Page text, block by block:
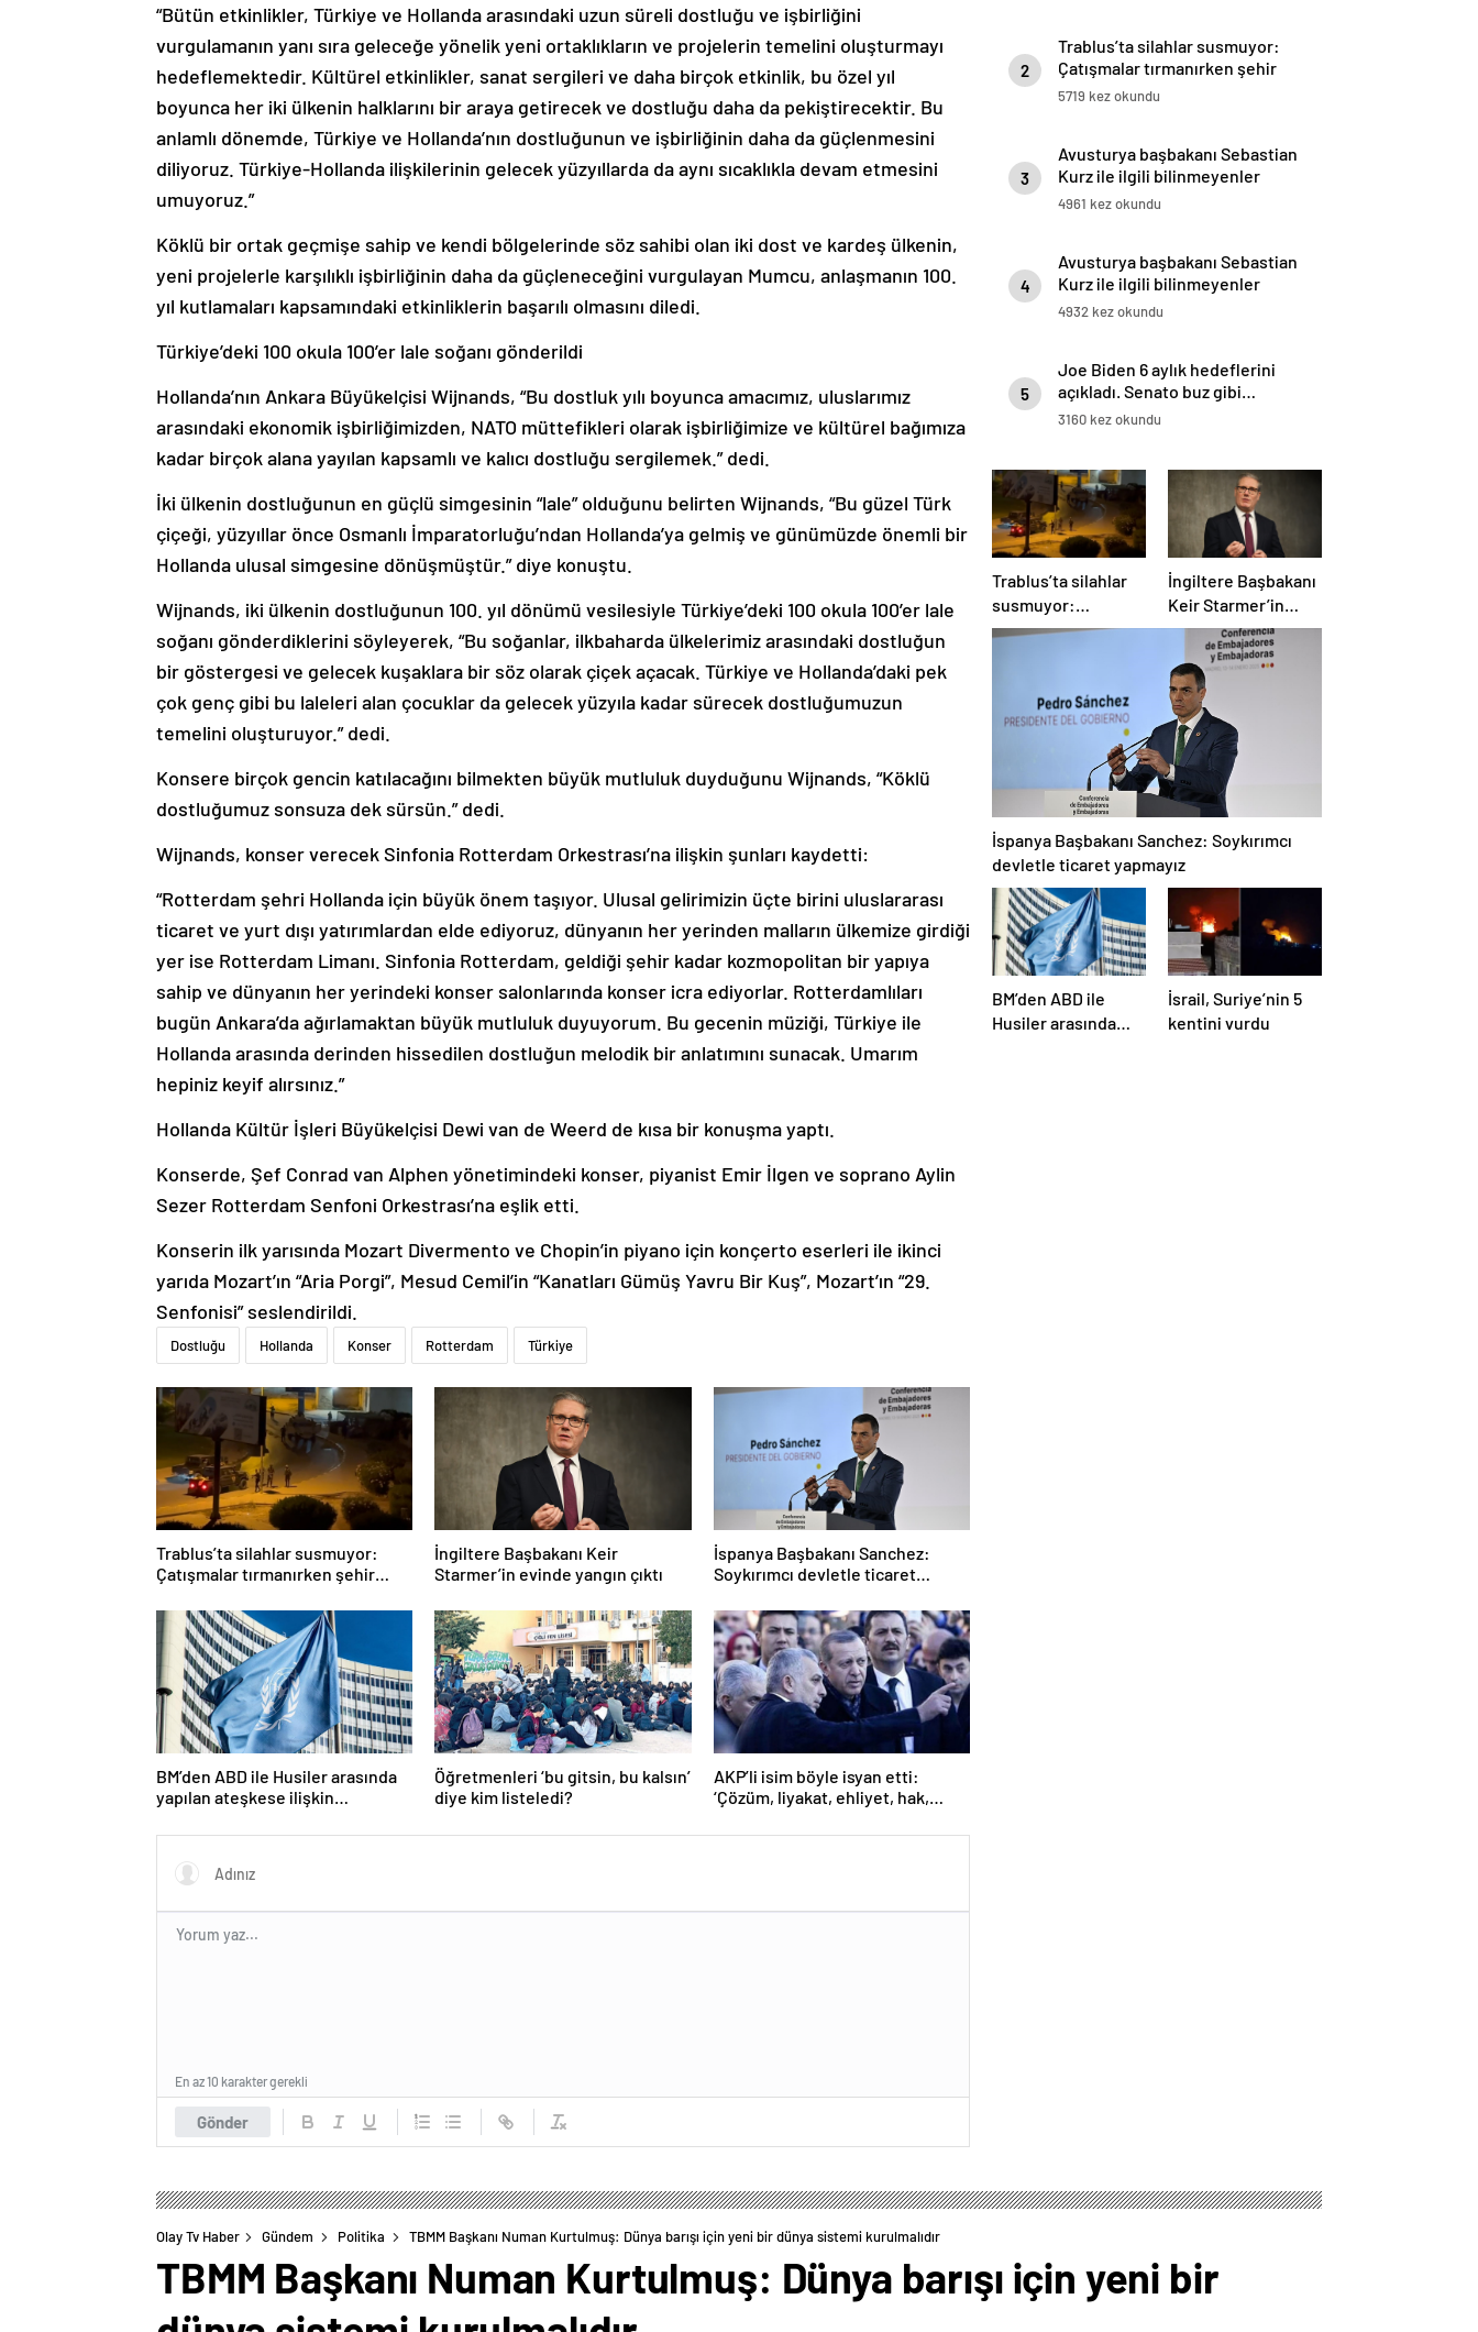
“Bütün etkinlikler, Türkiye ve Hollanda arasındaki uzun süreli dostluğu ve işbirliğini
vurgulamanın yanı sıra geleceğe yönelik yeni ortaklıkların ve projelerin temelini oluşturmayı
hedeflemektedir. Kültürel etkinlikler, sanat sergileri ve daha birçok etkinlik, bu özel yıl
boyunca her iki ülkenin halklarını bir araya getirecek ve dostluğu daha da pekiştirecektir. Bu
anlamlı dönemde, Türkiye ve Hollanda’nın dostluğunun ve işbirliğinin daha da güçlenmesini
diliyoruz. Türkiye-Hollanda ilişkilerinin gelecek yüzyıllarda da aynı sıcaklıkla devam etmesini
umuyoruz.”
Köklü bir ortak geçmişe sahip ve kendi bölgelerinde söz sahibi olan iki dost ve kardeş ülkenin,
yeni projelerle karşılıklı işbirliğinin daha da güçleneceğini vurgulayan Mumcu, anlaşmanın 100.
yıl kutlamaları kapsamındaki etkinliklerin başarılı olmasını diledi.
Türkiye’deki 100 okula 100’er lale soğanı gönderildi
Hollanda’nın Ankara Büyükelçisi Wijnands, “Bu dostluk yılı boyunca amacımız, uluslarımız
arasındaki ekonomik işbirliğimizden, NATO müttefikleri olarak işbirliğimize ve kültürel bağımıza
kadar birçok alana yayılan kapsamlı ve kalıcı dostluğu sergilemek.” dedi.
İki ülkenin dostluğunun en güçlü simgesinin “lale” olduğunu belirten Wijnands, “Bu güzel Türk
çiçeği, yüzyıllar önce Osmanlı İmparatorluğu’ndan Hollanda’ya gelmiş ve günümüzde önemli bir
Hollanda ulusal simgesine dönüşmüştür.” diye konuştu.
Wijnands, iki ülkenin dostluğunun 100. yıl dönümü vesilesiyle Türkiye’deki 100 okula 100’er lale
soğanı gönderdiklerini söyleyerek, “Bu soğanlar, ilkbaharda ülkelerimiz arasındaki dostluğun
bir göstergesi ve gelecek kuşaklara bir söz olarak çiçek açacak. Türkiye ve Hollanda’daki pek
çok genç gibi bu laleleri alan çocuklar da gelecek yüzyıla kadar sürecek dostluğumuzun
temelini oluşturuyor.” dedi.
Konsere birçok gencin katılacağını bilmekten büyük mutluluk duyduğunu Wijnands, “Köklü
dostluğumuz sonsuza dek sürsün.” dedi.
Wijnands, konser verecek Sinfonia Rotterdam Orkestrası’na ilişkin şunları kaydetti:
“Rotterdam şehri Hollanda için büyük önem taşıyor. Ulusal gelirimizin üçte birini uluslararası
ticaret ve yurt dışı yatırımlardan elde ediyoruz, dünyanın her yerinden malların ülkemize girdiği
yer ise Rotterdam Limanı. Sinfonia Rotterdam, geldiği şehir kadar kozmopolitan bir yapıya
sahip ve dünyanın her yerindeki konser salonlarında konser icra ediyorlar. Rotterdamlıları
bugün Ankara’da ağırlamaktan büyük mutluluk duyuyorum. Bu gecenin müziği, Türkiye ile
Hollanda arasında derinden hissedilen dostluğun melodik bir anlatımını sunacak. Umarım
hepiniz keyif alırsınız.”
Hollanda Kültür İşleri Büyükelçisi Dewi van de Weerd de kısa bir konuşma yaptı.
Konserde, Şef Conrad van Alphen yönetimindeki konser, piyanist Emir İlgen ve soprano Aylin
Sezer Rotterdam Senfoni Orkestrası’na eşlik etti.
Konserin ilk yarısında Mozart Divermento ve Chopin’in piyano için konçerto eserleri ile ikinci
yarıda Mozart’ın “Aria Porgi”, Mesud Cemil’in “Kanatları Gümüş Yavru Bir Kuş”, Mozart’ın “29.
Senfonisi” seslendirildi.
Dostluğu Hollanda Konser Rotterdam Türkiye
Trablus’ta silahlar susmuyor:
Çatışmalar tırmanırken şehir
İngiltere Başbakanı Keir
Starmer’in evinde yangın çıktı
İspanya Başbakanı Sanchez:
Soykırımcı devletle ticaret
BM’den ABD ile Husiler arasında
yapılan ateşkese ilişkin
Öğretmenleri ‘bu gitsin, bu kalsın’
diye kim listeledi?
AKP’li isim böyle isyan etti:
‘Çözüm, liyakat, ehliyet, hak,
Gönder
En az 10 karakter gerekli
2
Trablus’ta silahlar susmuyor:
Çatışmalar tırmanırken şehir
alarmda
5719 kez okundu
3
Avusturya başbakanı Sebastian
Kurz ile ilgili bilinmeyenler
4961 kez okundu
4
Avusturya başbakanı Sebastian
Kurz ile ilgili bilinmeyenler
4932 kez okundu
5
Joe Biden 6 aylık hedeflerini
açıkladı. Senato buz gibi…
3160 kez okundu
Trablus’ta silahlar
susmuyor:
Çatışmalar
İngiltere Başbakanı
Keir Starmer’in
evinde yangın çıktı
İspanya Başbakanı Sanchez: Soykırımcı
devletle ticaret yapmayız
BM’den ABD ile
Husiler arasında
İsrail, Suriye’nin 5
kentini vurdu
Olay Tv Haber Gündem Politika TBMM Başkanı Numan Kurtulmuş: Dünya barışı için yeni bir dünya sistemi kurulmalıdır
TBMM Başkanı Numan Kurtulmuş: Dünya barışı için yeni bir